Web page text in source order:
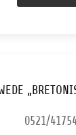
0521/